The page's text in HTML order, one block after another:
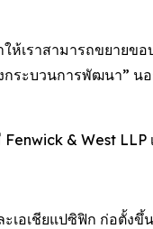
ให้เราสามารถขยาย
ระบวนการพัฒนา” น
& West LLP
อเชียแปซิฟิก ก่อตั้งขึ้